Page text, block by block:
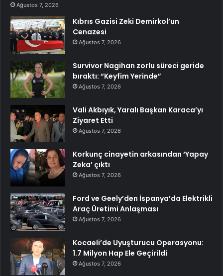
Ağustos 7, 2026
Kıbrıs Gazisi Zeki Demirkol’un
Cenazesi
Ağustos 7, 2026
Survivor Nagihan zorlu süreci geride
bıraktı: “Keyfim Yerinde”
Ağustos 7, 2026
Vali Akbıyık, Yaralı Başkan Karaca’yı
Ziyaret Etti
Ağustos 7, 2026
Korkunç cinayetin arkasından ‘Yapay
Zeka’ çıktı
Ağustos 7, 2026
Ford ve Geely’den İspanya’da Elektrikli
Araç Üretimi Anlaşması
Ağustos 7, 2026
Kocaeli’de Uyuşturucu Operasyonu:
1.7 Milyon Hap Ele Geçirildi
Ağustos 7, 2026